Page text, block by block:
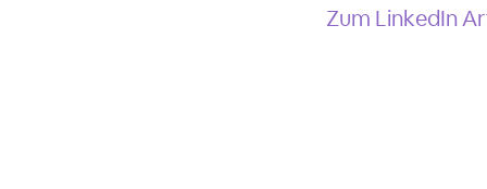
Zum LinkedIn